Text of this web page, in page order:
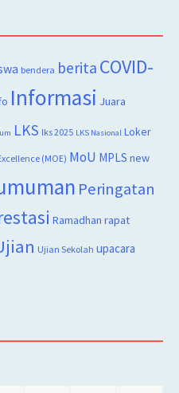
bendera berita COVID-
Informasi Juara
LKS lks 2025 LKS Nasional Loker
(MOE) MoU MPLS new
Peringatan
Ramadhan rapat
Ujian Sekolah upacara